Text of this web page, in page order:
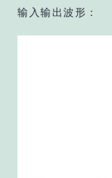
输入输出波形：